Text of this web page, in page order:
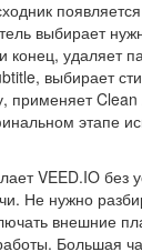
выбирает
конец, удаляет
выбирает
применяет
этапе
VEED.IO без
Не нужно
внешние
Большая